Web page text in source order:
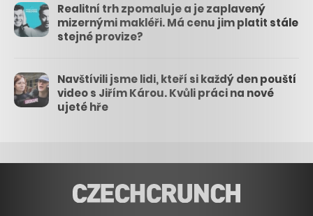
Realitní trh zpomaluje a je zaplavený
mizernými makléři. Má cenu jim platit stále
stejné provize?
Navštívili jsme lidi, kteří si každý den pouští
video s Jiřím Károu. Kvůli práci na nové
ujeté hře